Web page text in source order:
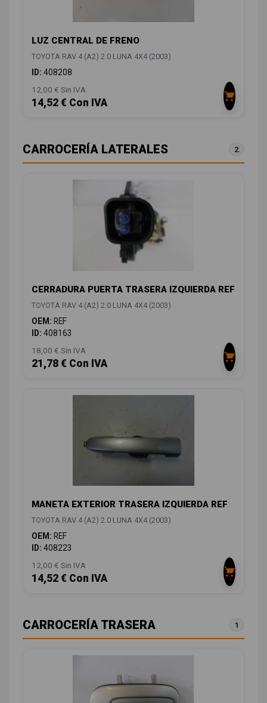
LUZ CENTRAL DE FRENO
TOYOTA RAV 4 (A2) 2.0 LUNA 4X4 (2003)
ID: 408208
12,00 € Sin IVA
14,52 € Con IVA
CARROCERÍA LATERALES 2
CERRADURA PUERTA TRASERA IZQUIERDA REF
TOYOTA RAV 4 (A2) 2.0 LUNA 4X4 (2003)
OEM: REF
ID: 408163
18,00 € Sin IVA
21,78 € Con IVA
MANETA EXTERIOR TRASERA IZQUIERDA REF
TOYOTA RAV 4 (A2) 2.0 LUNA 4X4 (2003)
OEM: REF
ID: 408223
12,00 € Sin IVA
14,52 € Con IVA
CARROCERÍA TRASERA 1